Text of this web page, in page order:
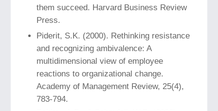
them succeed. Harvard Business Review
Press.
Piderit, S.K. (2000). Rethinking resistance
and recognizing ambivalence: A
multidimensional view of employee
reactions to organizational change.
Academy of Management Review, 25(4),
783-794.